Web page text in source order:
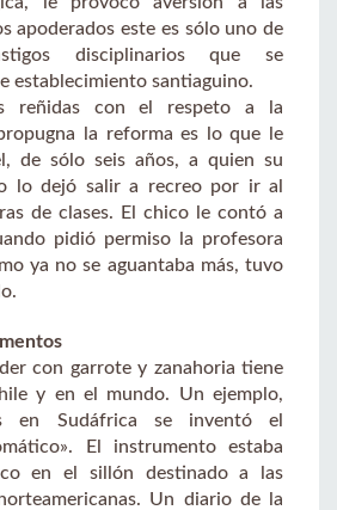
apoderados este es sólo uno de
disciplinarios que se
establecimiento santiaguino.
reñidas con el respeto a la
la reforma es lo que le
de sólo seis años, a quien su
lo dejó salir a recreo por ir al
de clases. El chico le contó a
pidió permiso la profesora
ya no se aguantaba más, tuvo
con garrote y zanahoria tiene
y en el mundo. Un ejemplo,
en Sudáfrica se inventó el
El instrumento estaba
en el sillón destinado a las
Un diario de la